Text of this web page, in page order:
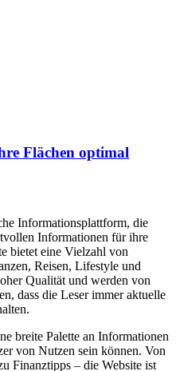
Flächen optimal
Informationsplattform, die
Informationen für ihre
bietet eine Vielzahl von
Reisen, Lifestyle und
Qualität und werden von
dass die Leser immer aktuelle
breite Palette an Informationen
von Nutzen sein können. Von
Finanztipps – die Website ist